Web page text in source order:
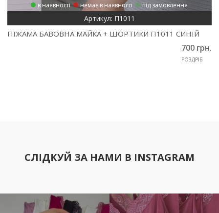
в наявності немає в наявності під замовлення
Артикул: П1011
ПІЖАМА БАВОВНА МАЙКА + ШОРТИКИ П1011 СИНІЙ
700 грн.
РОЗДРІБ
СЛІДКУЙ ЗА НАМИ В INSTAGRAM